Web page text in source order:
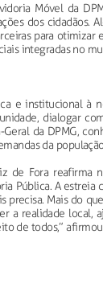
Móvel da
dos cidadãos.
para
integradas no
e institucional à
dialogar
da DPMG,
da
de Fora reafirma
Pública. A estreia
Mais do
a realidade local,
de todos,”